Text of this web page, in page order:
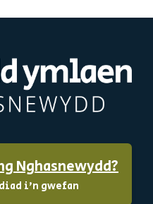
Nghasnewydd?
i'n gwefan